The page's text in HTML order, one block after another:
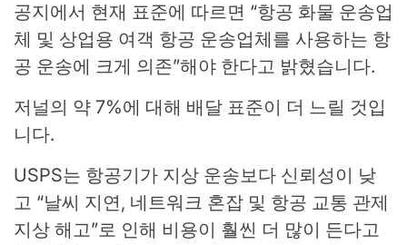
공지에서 현재 표준에 따르면 “항공 화물 운송업
체 및 상업용 여객 항공 운송업체를 사용하는 항
공 운송에 크게 의존”해야 한다고 밝혔습니다.
저널의 약 7%에 대해 배달 표준이 더 느릴 것입
니다.
USPS는 항공기가 지상 운송보다 신뢰성이 낮
고 “날씨 지연, 네트워크 혼잡 및 항공 교통 관제
지상 해고”로 인해 비용이 훨씬 더 많이 든다고